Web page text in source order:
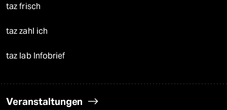
taz frisch
taz zahl ich
taz lab Infobrief
Veranstaltungen